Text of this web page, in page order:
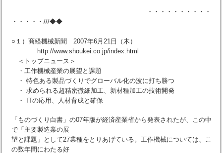
・・・・・・・・・・
・・・・・///◆◆
○１）商経機械新聞 2007年6月21日（木）
http://www.shoukei.co.jp/index.html
＜トップニュース＞
・工作機械産業の展望と課題
・ 特色ある製品づくりでグローバル化の波に打ち勝つ
・ 求められる超精密微細加工、新材種加工の技術開発
・ ITの応用、人材育成と確保
「ものづくり白書」の07年版が経済産業省から発表されたが、この中
で「主要製造業の展
望と課題」として27業種をとりあげている。工作機械については、こ
の数年間にわたる好